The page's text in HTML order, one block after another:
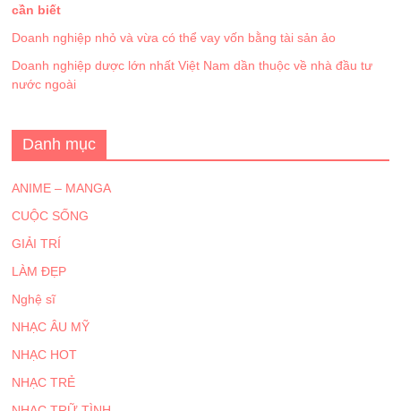
cần biết
Doanh nghiệp nhỏ và vừa có thể vay vốn bằng tài sản ảo
Doanh nghiệp dược lớn nhất Việt Nam dần thuộc về nhà đầu tư
nước ngoài
Danh mục
ANIME – MANGA
CUỘC SỐNG
GIẢI TRÍ
LÀM ĐẸP
Nghệ sĩ
NHẠC ÂU MỸ
NHẠC HOT
NHẠC TRẺ